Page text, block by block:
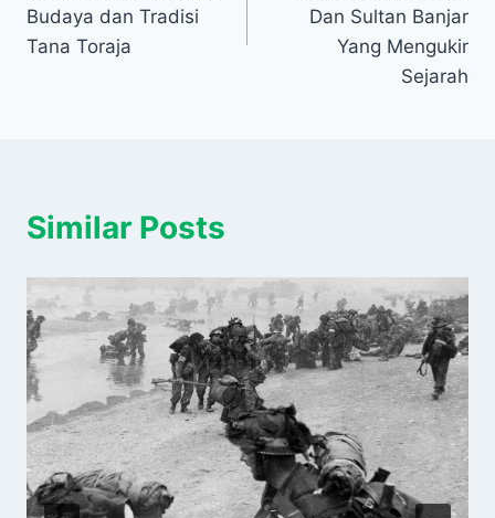
Budaya dan Tradisi
Tana Toraja
Dan Sultan Banjar
Yang Mengukir
Sejarah
Similar Posts